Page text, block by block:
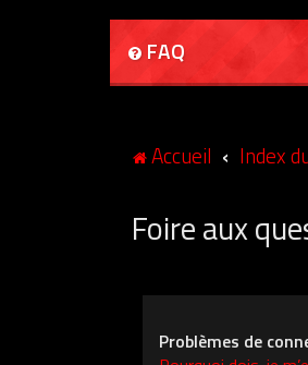
FAQ
Accueil Index
Foire aux
Problèmes de